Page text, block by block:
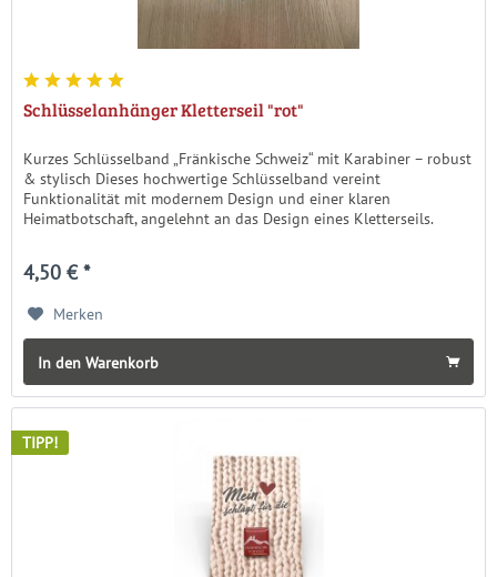
Schlüsselanhänger Kletterseil "rot"
Kurzes Schlüsselband „Fränkische Schweiz“ mit Karabiner – robust
& stylisch Dieses hochwertige Schlüsselband vereint
Funktionalität mit modernem Design und einer klaren
Heimatbotschaft, angelehnt an das Design eines Kletterseils.
4,50 € *
Merken
In den Warenkorb
TIPP!